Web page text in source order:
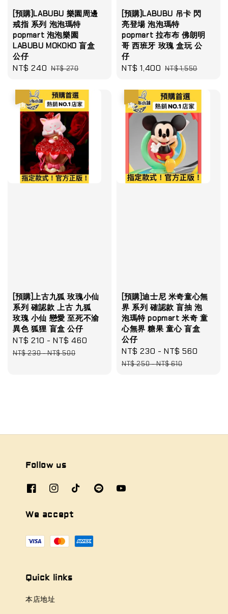
[預購]LABUBU 樂園周邊
戒指 系列 泡泡瑪特
popmart 泡泡樂園
LABUBU MOKOKO 盲盒
公仔
Sale
NT$ 240 Regular
NT$ 270
[預購]LABUBU 吊卡 閃
亮登場 泡泡瑪特
popmart 拉布布 佛朗明
哥 西班牙 玫瑰 盒玩 公
仔
Sale
NT$ 1,400 Regular
NT$ 1,550
[預購]上古九狐 玫瑰小仙
系列 確認款 上古 九狐
玫瑰 小仙 戀愛 至死不渝
異色 狐狸 盲盒 公仔
Sale
price
NT$ 210 -NT$ 460
NT$ 230-NT$ 500
[預購]迪士尼 米奇童心無
界 系列 確認款 盲抽 泡
泡瑪特 popmart 米奇 童
心無界 糖果 童心 盲盒
公仔
Sale
price
NT$ 230 -NT$ 560
NT$ 250-NT$ 610
Follow us
We accept
Quick links
本店地址